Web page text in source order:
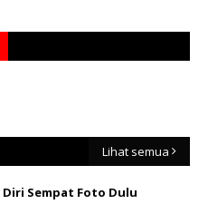
Lihat semua
Sempat Foto Dulu